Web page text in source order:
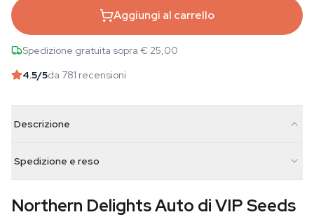
Aggiungi al carrello
Spedizione gratuita sopra € 25,00
4.5/5da 781 recensioni
Descrizione
Spedizione e reso
Northern Delights Auto di VIP Seeds